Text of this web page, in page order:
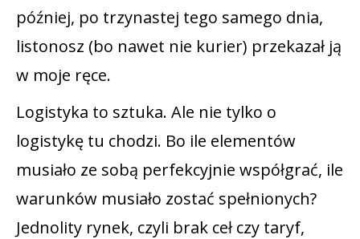
później, po trzynastej tego samego dnia,
listonosz (bo nawet nie kurier) przekazał ją
w moje ręce.
Logistyka to sztuka. Ale nie tylko o
logistykę tu chodzi. Bo ile elementów
musiało ze sobą perfekcyjnie współgrać, ile
warunków musiało zostać spełnionych?
Jednolity rynek, czyli brak ceł czy taryf,